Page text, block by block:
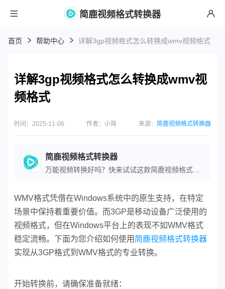
简鹿视频格式转换器
首页 帮助中心 详解3gp视频格式怎么转换成wmv视频格式
详解3gp视频格式怎么转换成wmv视
频格式
时间：2025-11-06 作者：小简 来源： 简鹿视频格式转换器
简鹿视频格式转换器
WMV格式凭借在Windows系统中的原生支持，在特定
场景中保持着重要价值。而3GP是移动设备广泛使用的
视频格式，但在Windows平台上的表现不如WMV格式
稳定流畅。下面为您介绍如何使用 简鹿视频格式转换器
实现从3GP格式到WMV格式的专业转换。
开始转换前，请确保准备就绪：